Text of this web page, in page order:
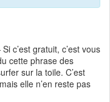
c’est gratuit, c’est vous
cette phrase des
sur la toile. C’est
elle n’en reste pas